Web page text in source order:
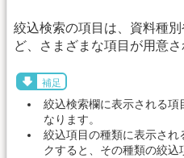
絞込検索の項目は、資料種
ど、さまざまな項目が用意さ
補足
絞込検索欄に表示される
なります。
絞込項目の種類に表示され
クすると、その種類の絞込